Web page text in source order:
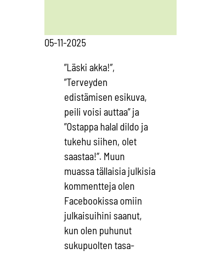
05-11-2025
”Läski akka!”,
”Terveyden
edistämisen esikuva,
peili voisi auttaa” ja
”Ostappa halal dildo ja
tukehu siihen, olet
saastaa!”. Muun
muassa tällaisia julkisia
kommentteja olen
Facebookissa omiin
julkaisuihini saanut,
kun olen puhunut
sukupuolten tasa-